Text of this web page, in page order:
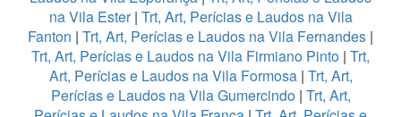
na Vila Ester| Trt, Art, Perícias e Laudos na Vila
Fanton | Trt, Art, Perícias e Laudos na Vila Fernandes |
Trt, Art, Perícias e Laudos na Vila Firmiano Pinto | Trt,
Art, Perícias e Laudos na Vila Formosa| Trt, Art,
Perícias e Laudos na Vila Gumercindo| Trt, Art,